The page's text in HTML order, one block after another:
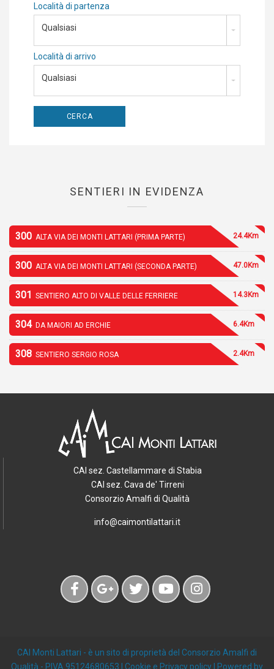
Località di partenza
Qualsiasi
Località di arrivo
Qualsiasi
SENTIERI IN EVIDENZA
300 ALTA VIA DEI MONTI LATTARI (PRIMA PARTE) 24.4Km
300 ALTA VIA DEI MONTI LATTARI (SECONDA PARTE) 47.0Km
301 SENTIERO ALTO DI VALLE DELLE FERRIERE 14.3Km
304 DA MAIORI AD ERCHIE 6.4Km
308 SENTIERO SERGIO ROSA 2.4Km
CAI sez. Castellammare di Stabia
CAI sez. Cava de' Tirreni
Consorzio Amalfi di Qualità
info@caimontilattari.it
CAI Monti Lattari - è un sito di proprietà del Consorzio Amalfi di
Qualità - PIVA 95124680653 | Cookie e Privacy policy | Powered by